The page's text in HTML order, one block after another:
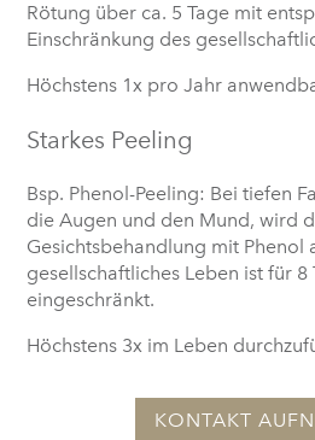
Rötung über ca. 5 Tage mit
Einschränkung des
Höchstens 1x pro Jahr
Starkes Peeling
Bsp. Phenol-Peeling: Bei tiefen
die Augen und den Mund, wird
Gesichtsbehandlung mit Phenol
gesellschaftliches Leben ist für 8
eingeschränkt.
Höchstens 3x im Leben
KONTAKT